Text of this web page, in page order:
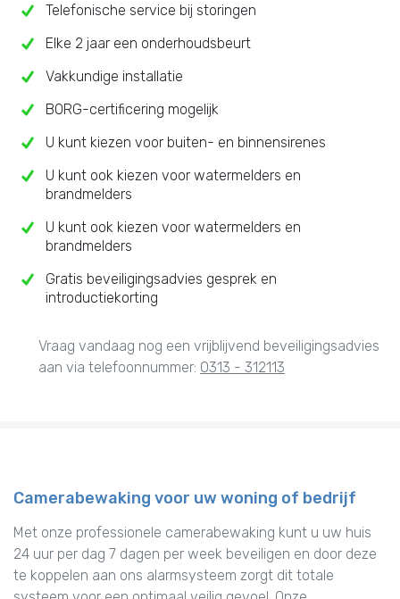
Telefonische service bij storingen
Elke 2 jaar een onderhoudsbeurt
Vakkundige installatie
BORG-certificering mogelijk
U kunt kiezen voor buiten- en binnensirenes
U kunt ook kiezen voor watermelders en
brandmelders
U kunt ook kiezen voor watermelders en
brandmelders
Gratis beveiligingsadvies gesprek en
introductiekorting
Vraag vandaag nog een vrijblijvend beveiligingsadvies
aan via telefoonnummer: 0313 - 312113
Camerabewaking voor uw woning of bedrijf
Met onze professionele camerabewaking kunt u uw huis
24 uur per dag 7 dagen per week beveiligen en door deze
te koppelen aan ons alarmsysteem zorgt dit totale